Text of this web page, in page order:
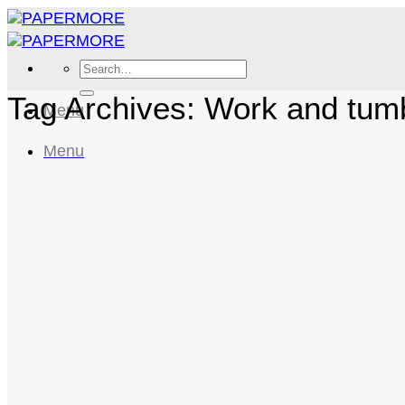
Skip
to
content
Search
Menu
Menu
Tag Archives: Work and